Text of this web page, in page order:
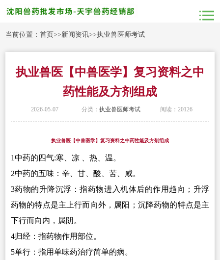
当前位置：首页>>新闻资讯>>执业兽医师考试
执业兽医【中兽医学】复习资料之中
药性能及方剂组成
2026-05-07 分类： 执业兽医师考试 阅读：20126
执业兽医【中兽医学】复习资料之中药性能及方剂组成
1中药的四气:寒、凉 、热、温。
2中药的五味：辛、甘、酸、苦、咸。
3药物的升降沉浮：指药物进入机体后的作用趋向；升浮
药物的特点是主上行而向外，属阳；沉降药物的特点是主
下行而向内，属阴。
4归经：指药物作用部位。
5单行：指用单味药治疗简单的病。